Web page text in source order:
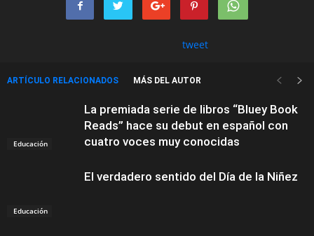
tweet
ARTÍCULO RELACIONADOS MÁS DEL AUTOR
Educación
La premiada serie de libros “Bluey Book
Reads” hace su debut en español con
cuatro voces muy conocidas
Educación
El verdadero sentido del Día de la Niñez